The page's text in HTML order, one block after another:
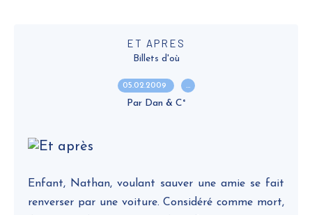
ET APRES
Billets d'où
05.02.2009 …
Par Dan & C°
Enfant, Nathan, voulant sauver une amie se fait
renverser par une voiture. Considéré comme mort,